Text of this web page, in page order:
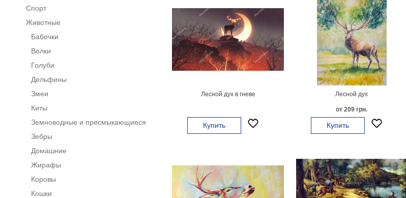
Лесной дух в гневе
Купить
Лесной дух
от 209 грн.
Купить
Спорт
Животные
Бабочки
Волки
Голуби
Дельфины
Змеи
Киты
Земноводные и пресмыкающиеся
Зебры
Домашние
Жирафы
Коровы
Кошки